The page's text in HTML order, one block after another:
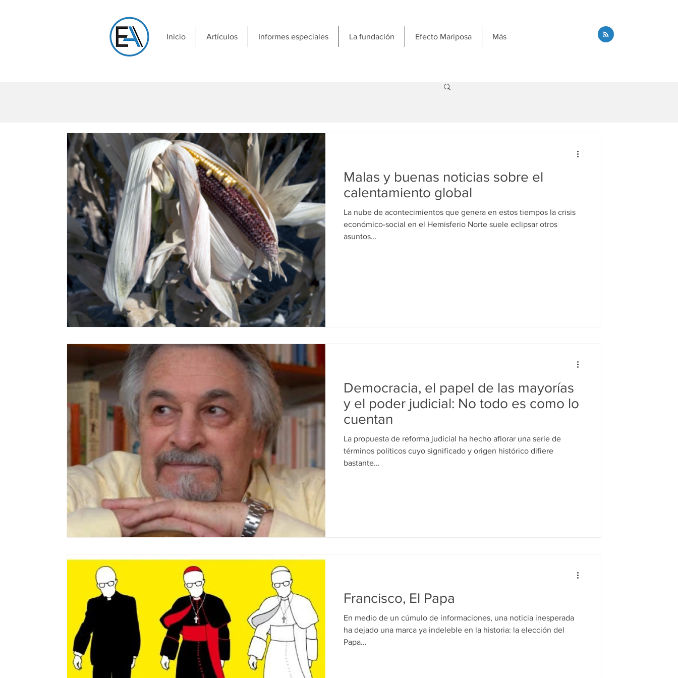
Inicio Artículos Informes especiales La fundación Efecto Mariposa Más
Malas y buenas noticias sobre el
calentamiento global
La nube de acontecimientos que genera en estos tiempos la crisis
económico-social en el Hemisferio Norte suele eclipsar otros
asuntos...
Democracia, el papel de las mayorías
y el poder judicial: No todo es como lo
cuentan
La propuesta de reforma judicial ha hecho aflorar una serie de
términos políticos cuyo significado y origen histórico difiere
bastante...
Francisco, El Papa
En medio de un cúmulo de informaciones, una noticia inesperada
ha dejado una marca ya indeleble en la historia: la elección del
Papa...